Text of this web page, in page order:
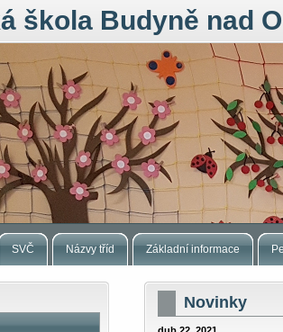
škola Budyně nad
SVČ Názvy tříd Základní informace
Novinky